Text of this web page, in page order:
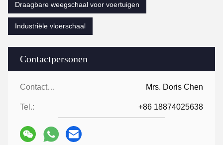
Contactpersonen
Contactpersonen: Mrs. Doris Chen
Tel.: +86 18874025638
Draagbare weegschaal voor voertuigen
Industriële vloerschaal